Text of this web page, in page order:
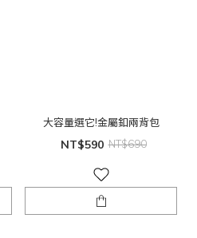
大容量選它!金屬釦兩背包
NT$590 NT$690